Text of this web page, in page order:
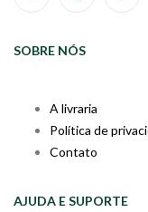
SOBRE NÓS
A livraria
Política de
Contato
AJUDA E SUPORTE